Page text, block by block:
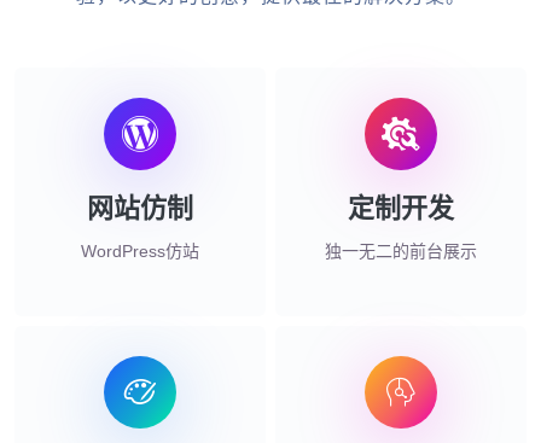
网站仿制
WordPress仿站
定制开发
独一无二的前台展示